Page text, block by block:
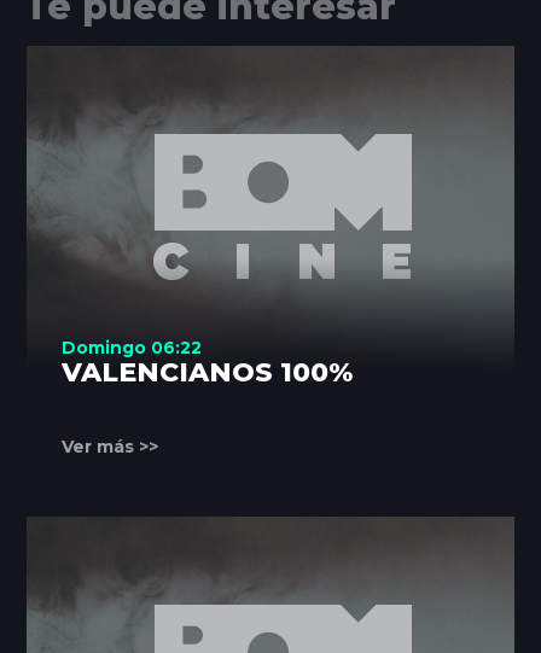
Domingo 06:22
VALENCIANOS 100%
Ver más >>